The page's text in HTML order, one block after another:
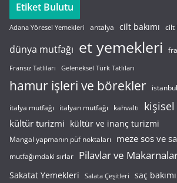
Etiket Bulutu
Adana Yöresel Yemekleri antalya cilt bakımı cilt
dünya mutfağı et yemekleri
Fransız Tatlıları Geleneksel Türk Tatlıları
hamur işleri ve börekler
italya mutfağı italyan mutfağı kahvaltı kişisel
kültür turizmi kültür ve inanç turizmi
Mangal yapmanın püf noktaları meze sos ve
mutfağımdaki sırlar Pilavlar ve
Sakatat Yemekleri Salata Çeşitleri saç bakımı